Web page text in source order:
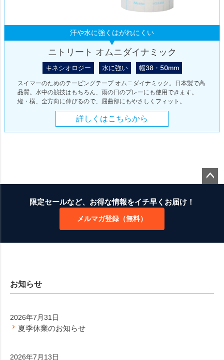
汗や水に強くはがれにくい
ニトリート オムニダイナミック
キネシオロジー 水に強い 幅38・50mm
スイマーのためのテーピングテープ オムニダイナミック。日本製で高
品質。水中の競技はもちろん、雨の日のプレーにも使用できます。
縦・横、全方向に伸びるので、屈曲部にもやさしくフィット。
詳しくはこちらから
限定セールなど、お得な情報をイチ早くお届け！
メルマガ登録（無料）
お知らせ
2026年7月31日
夏季休業のお知らせ
2026年7月13日